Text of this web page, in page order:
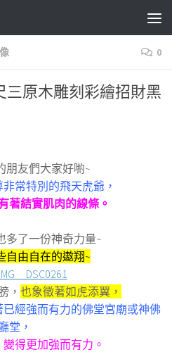
0
三原木雕刻彩繪招財黑
朋友們大家好喲~
常特別的飛天虎爺，
著結實肌肉的線條。
多了一份神奇力量~
自由自在的遨翔~
， 也象徵著如虎添翼，
經強而有力的佛堂宮廟或神佛
堂，
得更加強而有力。